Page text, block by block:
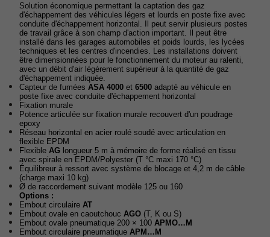
Solution économique permettant la captation des gaz
d'échappement des véhicules légers et lourds en poste fixe avec
conduite d'échappement horizontal. Il peut servir plusieurs postes
de travail grâce à son champ d'action important. Il peut être
installé dans les garages automobiles et poids lourds, les lycées
techniques et les centres d'incendies. Les installations doivent
être dimensionnées pour le fonctionnement du moteur au ralenti,
avec un débit d'air légèrement supérieur à la quantité de gaz
d'échappement indiquée.
Capteur de fumées ASA 4000 et 6500 adapté au véhicule en
poste fixe avec conduite d'échappement horizontal
Fixation murale
Potence articulée sur fixation murale recouvert d'un poudrage
epoxy
Réseau horizontal en acier roulé soudé avec articulation en
flexible EPDM
Flexible AG longueur 5 m à mémoire de forme réalisé en tissu
avec spirale en EPDM/Polyester (T °C maxi 170 °C)
Équilibreur à ressort avec système de blocage et 4,2 m de câble
(charge maxi 10 kg)
Ø de raccordement suivant modèle 125 ou 160
Options :
Embout circulaire AT
Embout ovale en caoutchouc AGO (T, K ou S)
Embout ovale pneumatique 200 × 100 APMO…M
Embout circulaire pneumatique APM…M